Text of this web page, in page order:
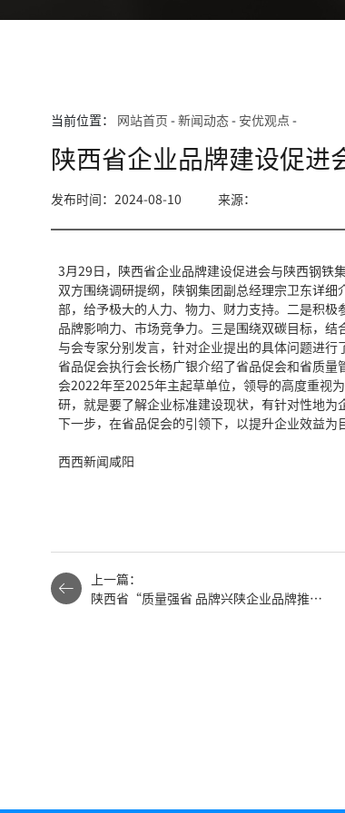
当前位置： 网站首页 -新闻动态- 安优观点 -
陕西省企业品牌建设促进
发布时间：2024-08-10 来源：
3月29日，陕西省企业品牌建设促进会与陕西钢铁
双方围绕调研提纲，陕钢集团副总经理宗卫东详
部，给予极大的人力、物力、财力支持。二是积极
品牌影响力、市场竞争力。三是围绕双碳目标，结
与会专家分别发言，针对企业提出的具体问题进行
省品促会执行会长杨广银介绍了省品促会和省质
会2022年至2025年主起草单位，领导的高度重视
研，就是要了解企业标准建设现状，有针对性地为
下一步，在省品促会的引领下，以提升企业效益为
西西新闻咸阳
上一篇：
陕西省“质量强省 品牌兴陕企业品牌推广